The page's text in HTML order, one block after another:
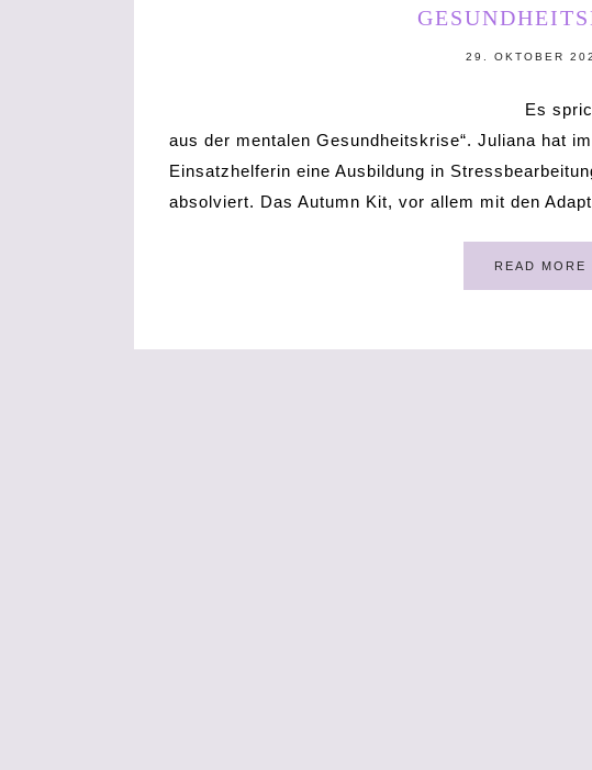
29. OKTOBER
Es
aus der mentalen Gesundheitskrise“. Juliana hat
Einsatzhelferin eine Ausbildung in
absolviert. Das Autumn Kit, vor allem mit den
READ MORE